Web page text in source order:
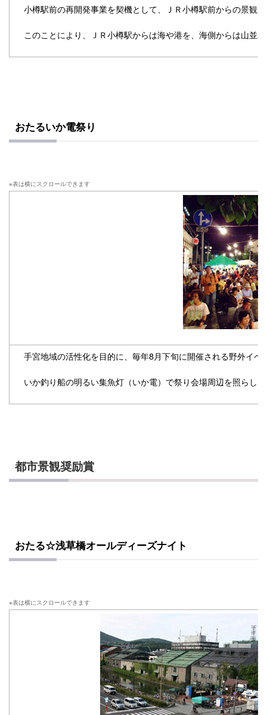
小樽駅前の再開発事業を契機として、ＪＲ小樽駅前からの景観
このことにより、ＪＲ小樽駅からは海や港を、海側からは山並
おたるいか電祭り
手宮地域の活性化を目的に、毎年8月下旬に開催される野外イ
いか釣り船の明るい集魚灯（いか電）で祭り会場周辺を照らし
都市景観奨励賞
おたる☆浅草橋オールディーズナイト